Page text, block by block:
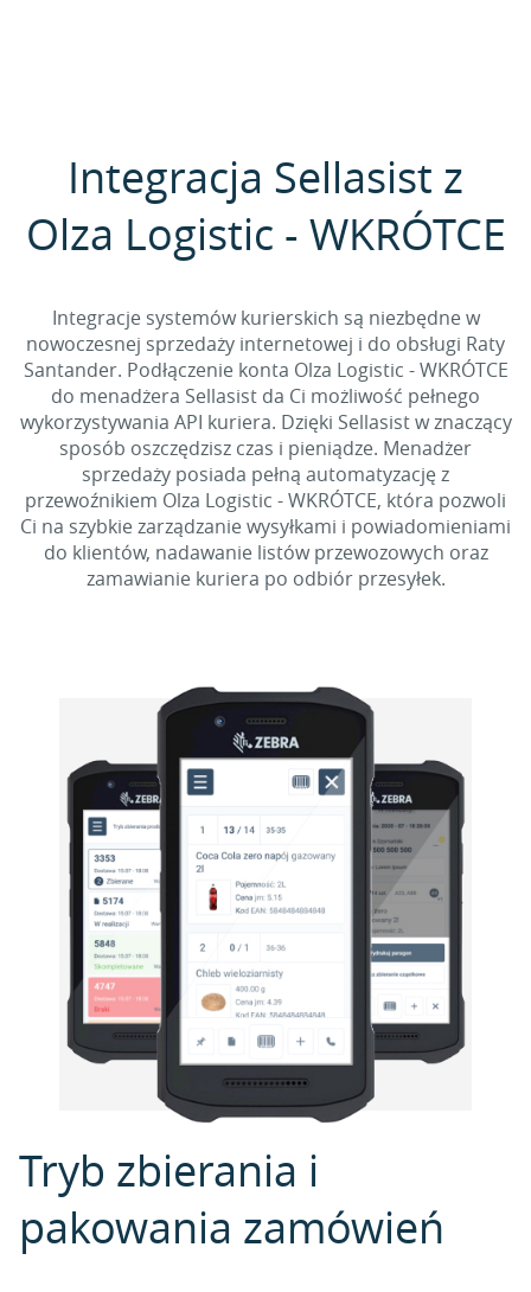
Integracja Sellasist z
Olza Logistic - WKRÓTCE
Integracje systemów kurierskich są niezbędne w
nowoczesnej sprzedaży internetowej i do obsługi Raty
Santander. Podłączenie konta Olza Logistic - WKRÓTCE
do menadżera Sellasist da Ci możliwość pełnego
wykorzystywania API kuriera. Dzięki Sellasist w znaczący
sposób oszczędzisz czas i pieniądze. Menadżer
sprzedaży posiada pełną automatyzację z
przewoźnikiem Olza Logistic - WKRÓTCE, która pozwoli
Ci na szybkie zarządzanie wysyłkami i powiadomieniami
do klientów, nadawanie listów przewozowych oraz
zamawianie kuriera po odbiór przesyłek.
Tryb zbierania i
pakowania zamówień